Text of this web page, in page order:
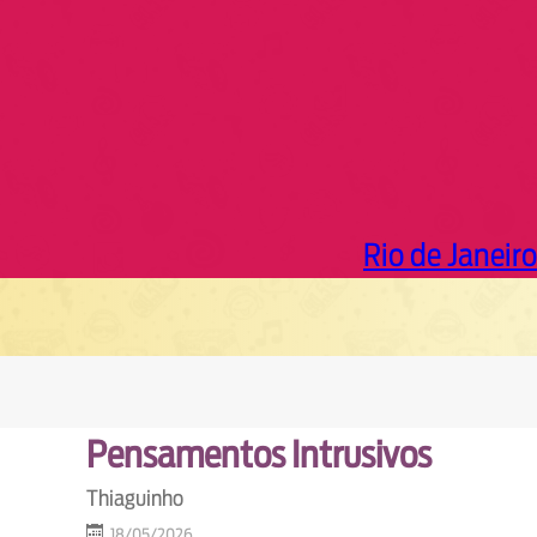
Rio de Janeiro
Pensamentos Intrusivos
Thiaguinho